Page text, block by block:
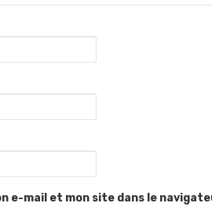
e-mail et mon site dans le